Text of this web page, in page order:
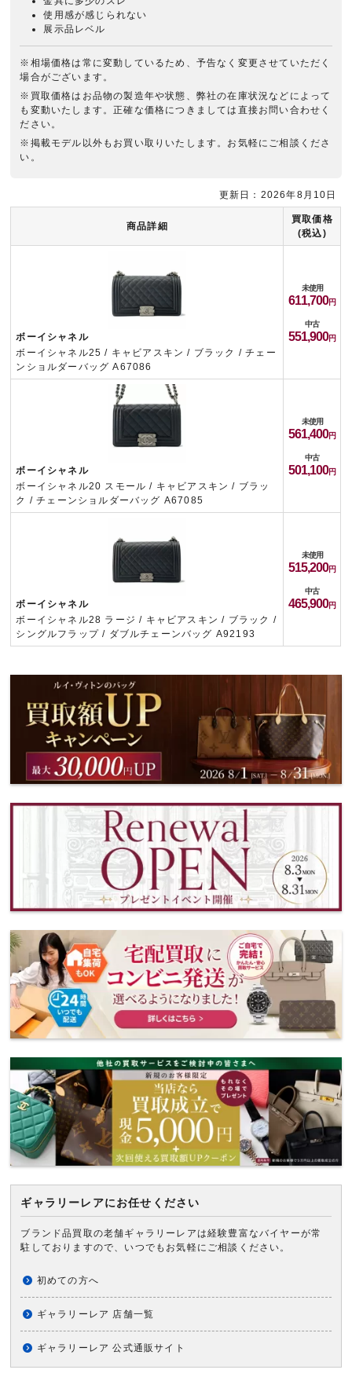
ギャラリーレアにお任せください
ブランド品買取の老舗ギャラリーレアは経験豊富なバイヤーが常
駐しておりますので、いつでもお気軽にご相談ください。
初めての方へ
ギャラリーレア 店舗一覧
ギャラリーレア 公式通販サイト
使用感が感じられない
展示品レベル
※相場価格は常に変動しているため、予告なく変更させていただく
場合がございます。
※買取価格はお品物の製造年や状態、弊社の在庫状況などによって
も変動いたします。正確な価格につきましては直接お問い合わせく
ださい。
※掲載モデル以外もお買い取りいたします。お気軽にご相談くださ
い。
商品詳細
買取価格
(税込)
ボーイシャネル
ボーイシャネル25 / キャビアスキン / ブラック / チェー
ンショルダーバッグ A67086
未使用
611,700
中古
551,900
ボーイシャネル
ボーイシャネル20 スモール / キャビアスキン / ブラッ
ク / チェーンショルダーバッグ A67085
未使用
561,400
中古
501,100
ボーイシャネル
ボーイシャネル28 ラージ / キャビアスキン / ブラック /
シングルフラップ / ダブルチェーンバッグ A92193
未使用
515,200
中古
465,900
更新日：2026年8月10日